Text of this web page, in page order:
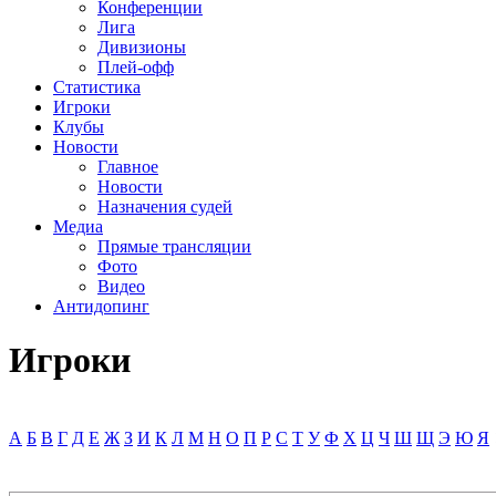
Конференции
Лига
Дивизионы
Плей-офф
Статистика
Игроки
Клубы
Новости
Главное
Новости
Назначения судей
Медиа
Прямые трансляции
Фото
Видео
Антидопинг
Игроки
А Б В Г Д Е Ж З И К Л М Н О П Р С Т У Ф Х Ц Ч Ш Щ Э Ю Я